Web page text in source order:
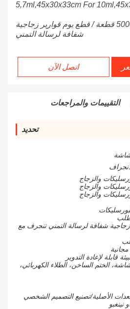
5,7ml,45x30x33cm For
50000 قطعة / قطع يوم قوارير زجاجية
شفافة لرسالة التمني
اتصل الآن
التقييمات والمراجعات
تحديد
والزجاج
والزجاج
والزجاج
شفافة لرسالة التمني تنجرف مع
قابلة لإعادة التدوير
الختم الساخن، الطلاء الكهربائي،
الأصلية/تصنيع التصميم الشخصي
نينغبو